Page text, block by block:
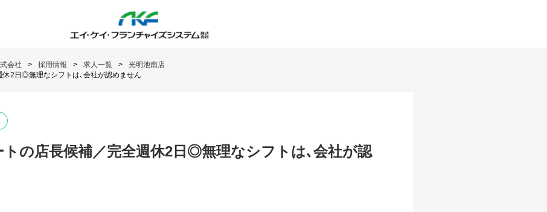
会社 採用情報 求人一覧
光明池南店
休2日◎無理なシフトは､会社が認めません
の店長候補／完全週休2日◎無理なシフトは､会社が認